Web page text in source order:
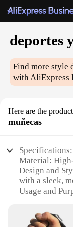
deportes
Find more style
with AliExpress
Here are the
muñecas
Specifications:
Material:
Design and
with a sleek,
Usage and
Performance
secure handling